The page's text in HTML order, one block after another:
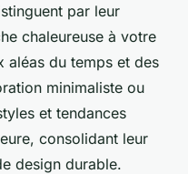
par leur
chaleureuse à votre
aléas du temps et des
minimaliste ou
et tendances
consolidant leur
design durable.